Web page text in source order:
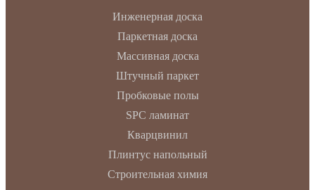
Инженерная доска
Паркетная доска
Массивная доска
Штучный паркет
Пробковые полы
SPC ламинат
Кварцвинил
Плинтус напольный
Строительная химия